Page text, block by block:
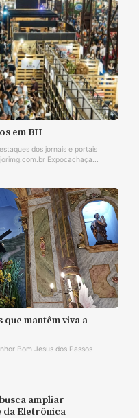
em BH
dos jornais e portais
Expocachaça...
mantêm viva a
Bom Jesus dos Passos
ampliar
da Eletrônica